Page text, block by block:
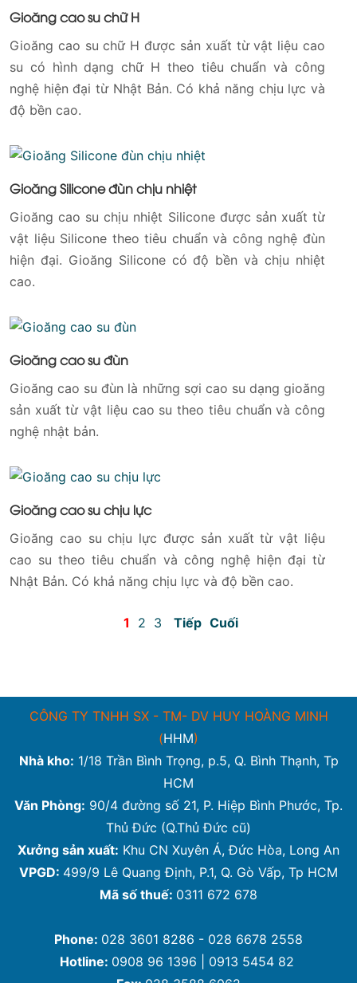
Gioăng cao su chữ H
Gioăng cao su chữ H được sản xuất từ vật liệu cao
su có hình dạng chữ H theo tiêu chuẩn và công
nghệ hiện đại từ Nhật Bản. Có khả năng chịu lực và
độ bền cao.
Gioăng Silicone đùn chịu nhiệt
Gioăng cao su chịu nhiệt Silicone được sản xuất từ
vật liệu Silicone theo tiêu chuẩn và công nghệ đùn
hiện đại. Gioăng Silicone có độ bền và chịu nhiệt
cao.
Gioăng cao su đùn
Gioăng cao su đùn là những sợi cao su dạng gioăng
sản xuất từ vật liệu cao su theo tiêu chuẩn và công
nghệ nhật bản.
Gioăng cao su chịu lực
Gioăng cao su chịu lực được sản xuất từ vật liệu
cao su theo tiêu chuẩn và công nghệ hiện đại từ
Nhật Bản. Có khả năng chịu lực và độ bền cao.
1 2 3 Tiếp Cuối
CÔNG TY TNHH SX - TM- DV HUY HOÀNG MINH
(HHM)
Nhà kho: 1/18 Trần Bình Trọng, p.5, Q. Bình Thạnh, Tp
HCM
Văn Phòng: 90/4 đường số 21, P. Hiệp Bình Phước, Tp.
Thủ Đức (Q.Thủ Đức cũ)
Xưởng sản xuất: Khu CN Xuyên Á, Đức Hòa, Long An
VPGD: 499/9 Lê Quang Định, P.1, Q. Gò Vấp, Tp HCM
Mã số thuế: 0311 672 678
Phone: 028 3601 8286 - 028 6678 2558
Hotline: 0908 96 1396 | 0913 5454 82